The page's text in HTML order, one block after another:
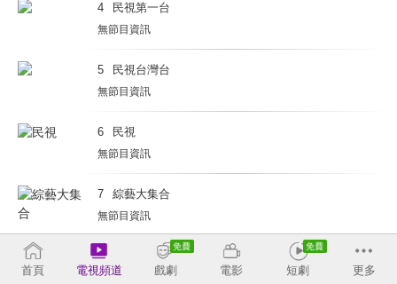
4 民視第一台
無節目資訊
5 民視台灣台
無節目資訊
6 民視
無節目資訊
7 綜藝大集合
無節目資訊
8
無節目資訊
首頁 電視頻道 戲劇 電影 短劇 更多